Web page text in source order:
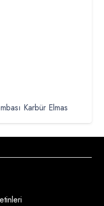
Karbür Elmas